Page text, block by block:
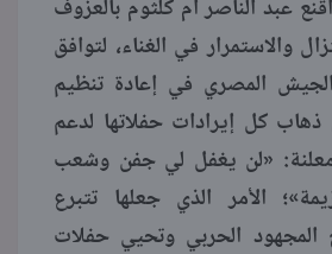
أقنع عبد الناصر أم كلثوم بالعزوف
والاستمرار في الغناء، لتوافق
المصري في إعادة تنظيم
كل إيرادات حفلاتها لدعم
معلنة: «لن يغفل لي جفن وشعب
الأمر الذي جعلها تتبرع
المجهود الحربي وتحيي حفلات